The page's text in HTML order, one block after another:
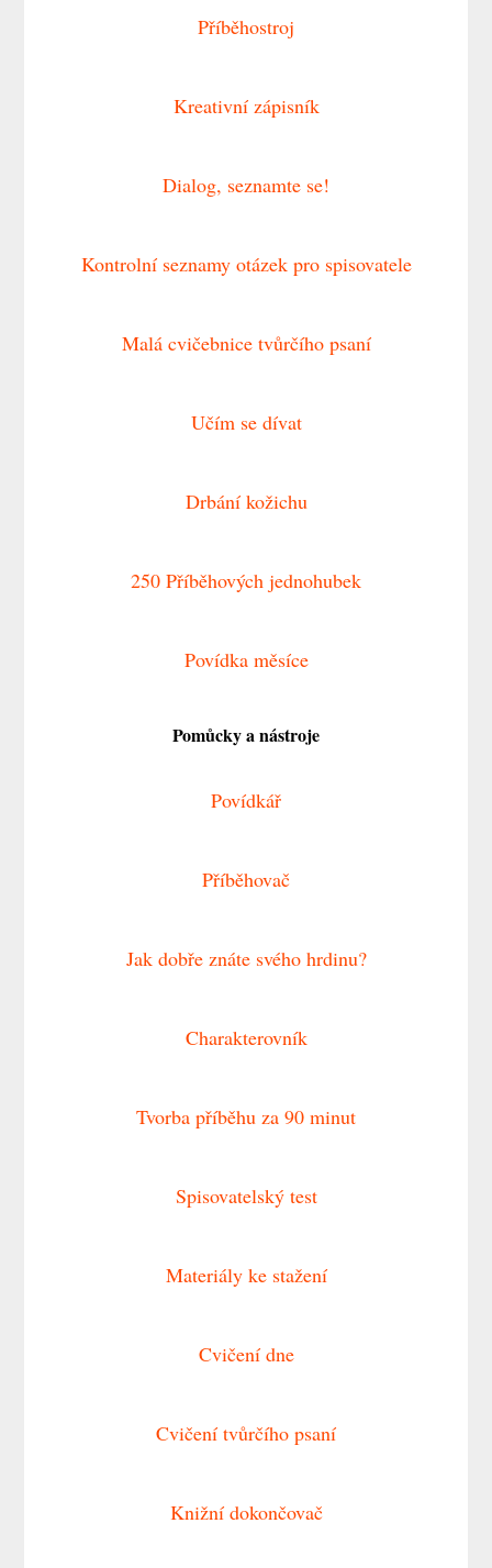
Příběhostroj
Kreativní zápisník
Dialog, seznamte se!
Kontrolní seznamy otázek pro spisovatele
Malá cvičebnice tvůrčího psaní
Učím se dívat
Drbání kožichu
250 Příběhových jednohubek
Povídka měsíce
Pomůcky a nástroje
Povídkář
Příběhovač
Jak dobře znáte svého hrdinu?
Charakterovník
Tvorba příběhu za 90 minut
Spisovatelský test
Materiály ke stažení
Cvičení dne
Cvičení tvůrčího psaní
Knižní dokončovač